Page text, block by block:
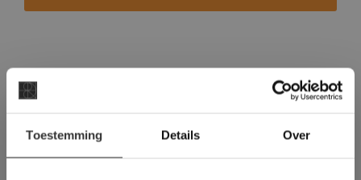
Toestemming Details Over
#1 in de categorie vloeren op Trustpilot
Binnen 24 uur een passende offerte
Meer dan 500 m2 showroom
Deze website maakt
gebruik van cookies.